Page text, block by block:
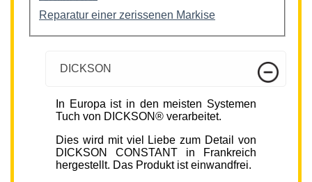
Reparatur einer zerissenen Markise
DICKSON
In Europa ist in den meisten Systemen
Tuch von DICKSON® verarbeitet.
Dies wird mit viel Liebe zum Detail von
DICKSON CONSTANT in Frankreich
hergestellt. Das Produkt ist einwandfrei.